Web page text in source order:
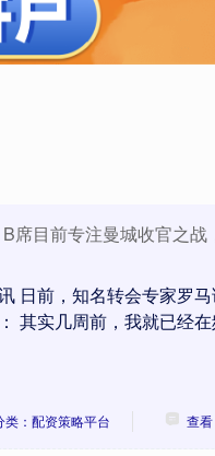
席目前专注曼城收官之
日前，知名转会专家罗
其实几周前，我就已经
类：配资策略平台 查